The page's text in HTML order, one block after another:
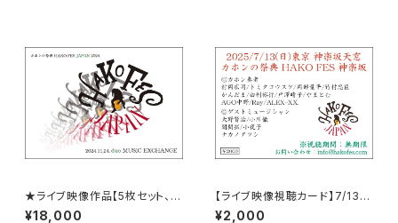
★ライブ映像作品【5枚セット、H
AKO FES JAPAN 2024 LIV
¥18,000
【ライブ映像視聴カード】7/13 H
AKO FES 神楽坂 2025
¥2,000